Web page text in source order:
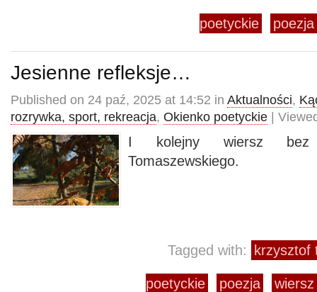
poetyckie poezja
Jesienne refleksje…
Published on 24 paź, 2025 at 14:52 in Aktualności,
rozrywka, sport, rekreacja, Okienko poetyckie |
I kolejny wiersz bez
Tomaszewskiego.
Tagged with: krzysztof
poetyckie poezja wiersz